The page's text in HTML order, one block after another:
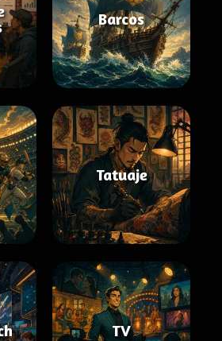
Barcos
Tatuaje
TV